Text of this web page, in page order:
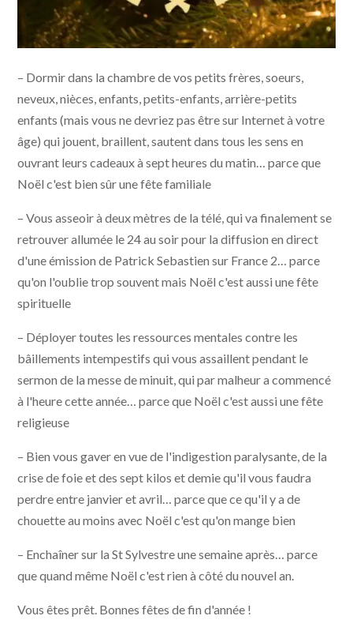
– Dormir dans la chambre de vos petits frères, soeurs,
neveux, nièces, enfants, petits-enfants, arrière-petits
enfants (mais vous ne devriez pas être sur Internet à votre
âge) qui jouent, braillent, sautent dans tous les sens en
ouvrant leurs cadeaux à sept heures du matin… parce que
Noël c'est bien sûr une fête familiale
– Vous asseoir à deux mètres de la télé, qui va finalement se
retrouver allumée le 24 au soir pour la diffusion en direct
d'une émission de Patrick Sebastien sur France 2… parce
qu'on l'oublie trop souvent mais Noël c'est aussi une fête
spirituelle
– Déployer toutes les ressources mentales contre les
bâillements intempestifs qui vous assaillent pendant le
sermon de la messe de minuit, qui par malheur a commencé
à l'heure cette année… parce que Noël c'est aussi une fête
religieuse
– Bien vous gaver en vue de l'indigestion paralysante, de la
crise de foie et des sept kilos et demie qu'il vous faudra
perdre entre janvier et avril… parce que ce qu'il y a de
chouette au moins avec Noël c'est qu'on mange bien
– Enchaîner sur la St Sylvestre une semaine après… parce
que quand même Noël c'est rien à côté du nouvel an.
Vous êtes prêt. Bonnes fêtes de fin d'année !